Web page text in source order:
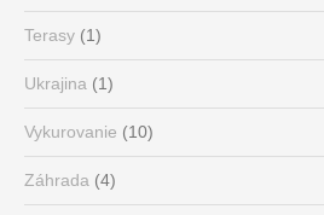
Terasy (1)
Ukrajina (1)
Vykurovanie (10)
Záhrada (4)